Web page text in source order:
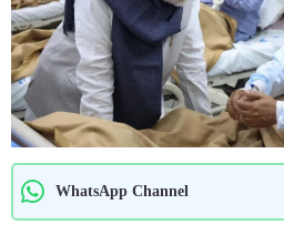
WhatsApp Channel